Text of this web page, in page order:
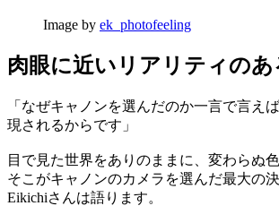
Image by ek_photofeeling
肉眼に近いリアリティのあ
「なぜキャノンを選んだのか一言で言え
現されるからです」
目で見た世界をありのままに、変わらぬ
そこがキャノンのカメラを選んだ最大の
Eikichiさんは語ります。